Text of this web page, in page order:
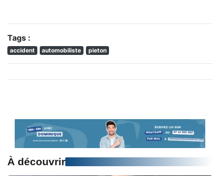
Tags :
accident automobiliste pieton
À découvrir